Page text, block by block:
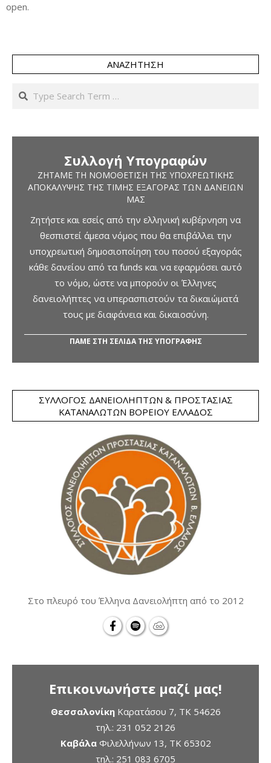
open.
ΑΝΑΖΉΤΗΣΗ
Search
Συλλογή Υπογραφών
ΖΗΤΆΜΕ ΤΗ ΝΟΜΟΘΈΤΙΣΗ ΤΗΣ ΥΠΟΧΡΕΩΤΙΚΉΣ
ΑΠΟΚΆΛΥΨΗΣ ΤΗΣ ΤΙΜΉΣ ΕΞΑΓΟΡΆΣ ΤΩΝ ΔΑΝΕΊΩΝ
ΜΑΣ
Ζητήστε και εσείς από την ελληνική κυβέρνηση να
θεσπιστεί άμεσα νόμος που θα επιβάλλει την
υποχρεωτική δημοσιοποίηση του ποσού εξαγοράς
κάθε δανείου από τα funds και να εφαρμόσει αυτό
το νόμο, ώστε να μπορούν οι Έλληνες
δανειολήπτες να υπερασπιστούν τα δικαιώματά
τους με διαφάνεια και δικαιοσύνη.
ΠΑΜΕ ΣΤΗ ΣΕΛΙΔΑ ΤΗΣ ΥΠΟΓΡΑΦΗΣ
ΣΎΛΛΟΓΟΣ ΔΑΝΕΙΟΛΗΠΤΏΝ & ΠΡΟΣΤΑΣΊΑΣ
ΚΑΤΑΝΑΛΩΤΏΝ ΒΟΡΕΊΟΥ ΕΛΛΆΔΟΣ
Στο πλευρό του Έλληνα Δανειολήπτη από το 2012
Επικοινωνήστε μαζί μας!
ΘεσσαλονίκηΚαρατάσου 7, TK 54626
τηλ.: 231 052 2126
ΚαβάλαΦιλελλήνων 13, ΤΚ 65302
τηλ.: 251 083 6705